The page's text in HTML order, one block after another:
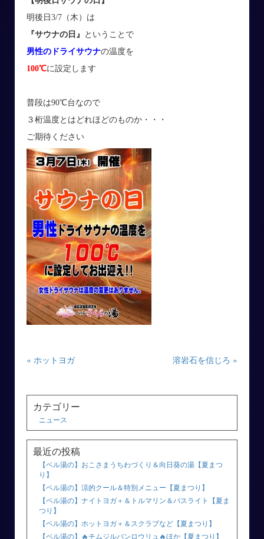
明後日3/7（木）は
『サウナの日』
ということで
男性のドライサウナの温度を
100℃に設定します
普段は90℃台なので
３桁温度とはどれほどのものか・・・
ご期待ください
« ホットヨガ 溶岩石を信じろ »
カテゴリー
ニュース
最近の投稿
【ベル湯の】おこさまうちわづくり＆向日葵の湯【夏まつ
り】
【ベル湯の】涼的クール＆特別メニュー【夏まつり】
【ベル湯の】ナイトヨガ＋＆トルマリン＆バスライト【夏ま
つり】
【ベル湯の】ホットヨガ＋＆スクラブなど【夏まつり】
【ベル湯の】🔥チムジルバンロウリュ🔥ほか【夏まつり】